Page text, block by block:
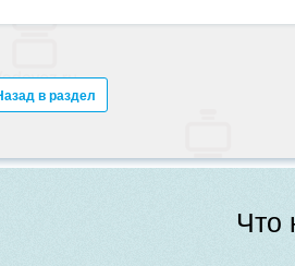
в раздел
Что